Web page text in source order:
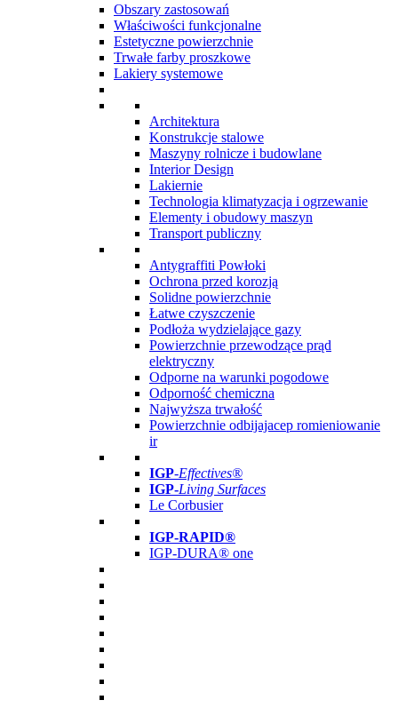
Obszary zastosowań
Właściwości funkcjonalne
Estetyczne powierzchnie
Trwałe farby proszkowe
Lakiery systemowe
Architektura
Konstrukcje stalowe
Maszyny rolnicze i budowlane
Interior Design
Lakiernie
Technologia klimatyzacja i ogrzewanie
Elementy i obudowy maszyn
Transport publiczny
Antygraffiti Powłoki
Ochrona przed korozją
Solidne powierzchnie
Łatwe czyszczenie
Podłoża wydzielające gazy
Powierzchnie przewodzące prąd
elektryczny
Odporne na warunki pogodowe
Odporność chemiczna
Najwyższa trwałość
Powierzchnie odbijajacep romieniowanie
ir
IGP-Effectives®
IGP-Living Surfaces
Le Corbusier
IGP-RAPID®
IGP-DURA® one